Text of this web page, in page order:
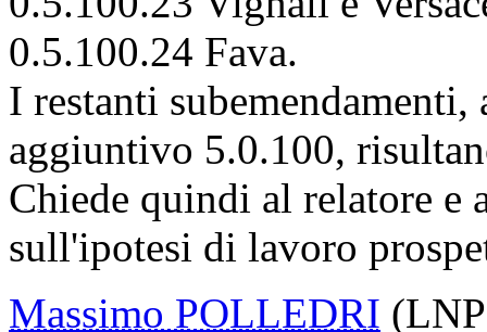
0.5.100.24 Fava.
I restanti
aggiuntivo 5.0.100,
Chiede quindi al relatore e
sull'ipotesi di lavoro
Massimo POLLEDRI